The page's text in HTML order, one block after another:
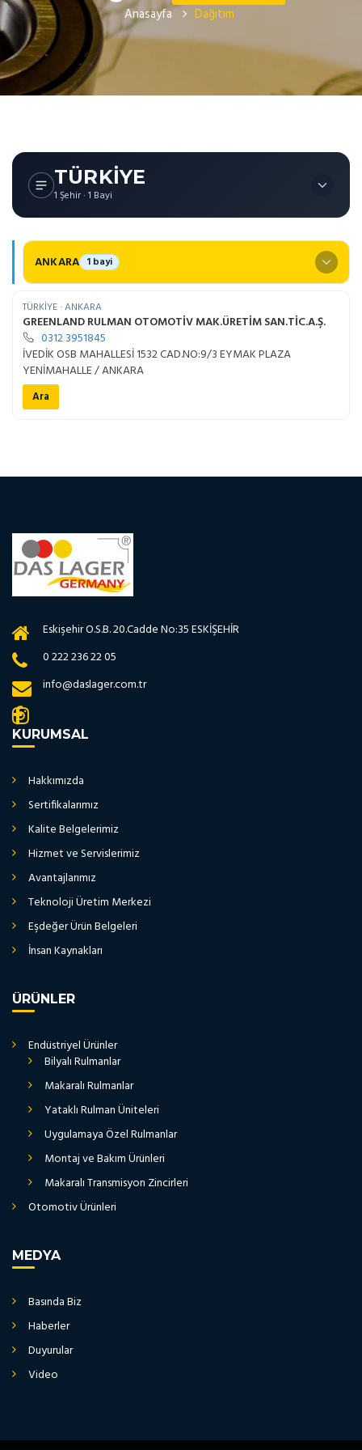
Anasayfa Dağıtım
TÜRKİYE
1 Şehir · 1 Bayi
ANKARA 1 bayi
TÜRKİYE · ANKARA
GREENLAND RULMAN OTOMOTİV MAK.ÜRETİM SAN.TİC.A.Ş.
0312 3951845
İVEDİK OSB MAHALLESİ 1532 CAD.NO:9/3 EYMAK PLAZA
YENİMAHALLE / ANKARA
Ara
Eskişehir O.S.B. 20.Cadde No:35 ESKİŞEHİR
0 222 236 22 05
info@daslager.com.tr
KURUMSAL
Hakkımızda
Sertifikalarımız
Kalite Belgelerimiz
Hizmet ve Servislerimiz
Avantajlarımız
Teknoloji Üretim Merkezi
Eşdeğer Ürün Belgeleri
İnsan Kaynakları
ÜRÜNLER
Endüstriyel Ürünler
Bilyalı Rulmanlar
Makaralı Rulmanlar
Yataklı Rulman Üniteleri
Uygulamaya Özel Rulmanlar
Montaj ve Bakım Ürünleri
Makaralı Transmisyon Zincirleri
Otomotiv Ürünleri
MEDYA
Basında Biz
Haberler
Duyurular
Video